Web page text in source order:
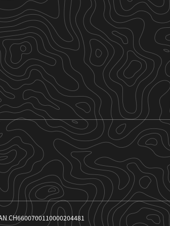
CH6600700110000204481